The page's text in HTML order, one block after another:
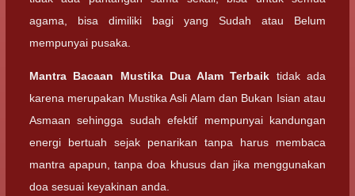
agama, bisa dimiliki bagi yang Sudah atau Belum
mempunyai pusaka.
Mantra Bacaan Mustika Dua Alam Terbaik tidak ada
karena merupakan Mustika Asli Alam dan Bukan Isian atau
Asmaan sehingga sudah efektif mempunyai kandungan
energi bertuah sejak penarikan tanpa harus membaca
mantra apapun, tanpa doa khusus dan jika menggunakan
doa sesuai keyakinan anda.